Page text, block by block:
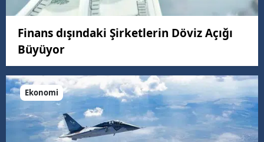
Finans dışındaki Şirketlerin Döviz Açığı
Büyüyor
Ekonomi